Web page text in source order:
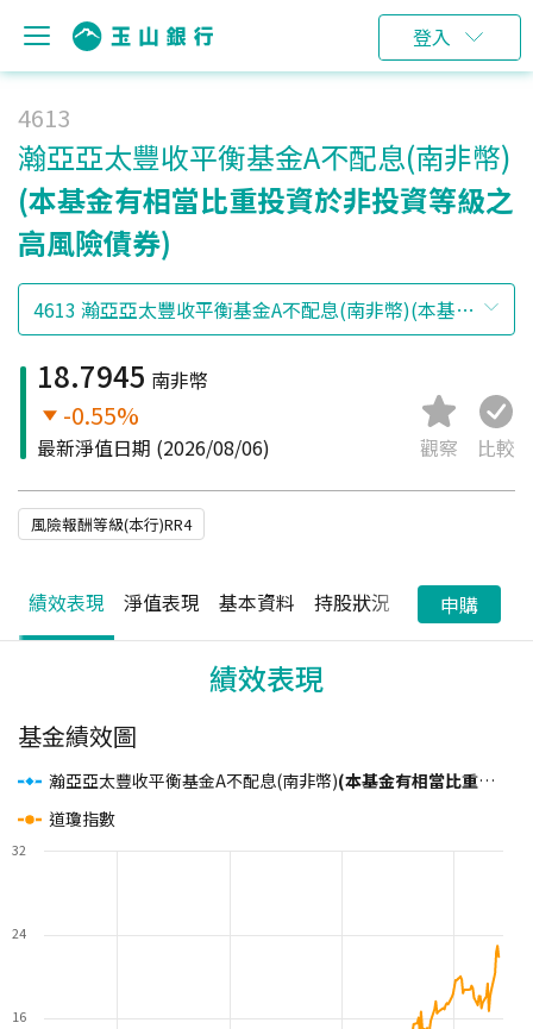
登入
4613
瀚亞亞太豐收平衡基金A不配息(南非幣)
(本基金有相當比重投資於非投資等級之
高風險債券)
18.7945 南非幣
-0.55%
最新淨值日期 (2026/08/06) 觀察 比較
風險報酬等級(本行)RR4
績效表現 淨值表現 基本資料 持股狀況 配息狀況
申購
績效表現
基金績效圖
瀚亞亞太豐收平衡基金A不配息(南非幣)(本基金有相當比重投資於非投資等級之高風險債券)
道瓊指數
16
24
32